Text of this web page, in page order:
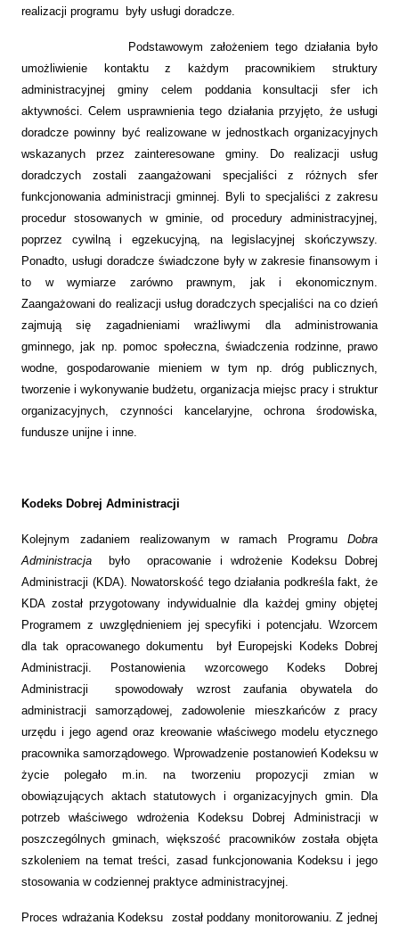
realizacji programu były usługi doradcze.
Podstawowym założeniem tego działania było
umożliwienie kontaktu z każdym pracownikiem struktury
administracyjnej gminy celem poddania konsultacji sfer ich
aktywności. Celem usprawnienia tego działania przyjęto, że usługi
doradcze powinny być realizowane w jednostkach organizacyjnych
wskazanych przez zainteresowane gminy. Do realizacji usług
doradczych zostali zaangażowani specjaliści z różnych sfer
funkcjonowania administracji gminnej. Byli to specjaliści z zakresu
procedur stosowanych w gminie, od procedury administracyjnej,
poprzez cywilną i egzekucyjną, na legislacyjnej skończywszy.
Ponadto, usługi doradcze świadczone były w zakresie finansowym i
to w wymiarze zarówno prawnym, jak i ekonomicznym.
Zaangażowani do realizacji usług doradczych specjaliści na co dzień
zajmują się zagadnieniami wrażliwymi dla administrowania
gminnego, jak np. pomoc społeczna, świadczenia rodzinne, prawo
wodne, gospodarowanie mieniem w tym np. dróg publicznych,
tworzenie i wykonywanie budżetu, organizacja miejsc pracy i struktur
organizacyjnych, czynności kancelaryjne, ochrona środowiska,
fundusze unijne i inne.
Kodeks Dobrej Administracji
Kolejnym zadaniem realizowanym w ramach Programu Dobra
Administracja było opracowanie i wdrożenie Kodeksu Dobrej
Administracji (KDA). Nowatorskość tego działania podkreśla fakt, że
KDA został przygotowany indywidualnie dla każdej gminy objętej
Programem z uwzględnieniem jej specyfiki i potencjału. Wzorcem
dla tak opracowanego dokumentu był Europejski Kodeks Dobrej
Administracji. Postanowienia wzorcowego Kodeks Dobrej
Administracji spowodowały wzrost zaufania obywatela do
administracji samorządowej, zadowolenie mieszkańców z pracy
urzędu i jego agend oraz kreowanie właściwego modelu etycznego
pracownika samorządowego. Wprowadzenie postanowień Kodeksu w
życie polegało m.in. na tworzeniu propozycji zmian w
obowiązujących aktach statutowych i organizacyjnych gmin. Dla
potrzeb właściwego wdrożenia Kodeksu Dobrej Administracji w
poszczególnych gminach, większość pracowników została objęta
szkoleniem na temat treści, zasad funkcjonowania Kodeksu i jego
stosowania w codziennej praktyce administracyjnej.
Proces wdrażania Kodeksu został poddany monitorowaniu. Z jednej